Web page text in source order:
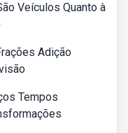
Veículos Quanto à
Adição
Tempos